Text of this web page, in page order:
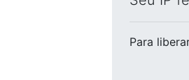
Para